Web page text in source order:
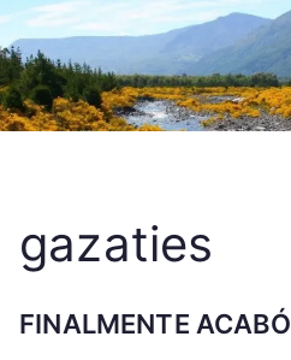
gazaties
FINALMENTE ACABÓ